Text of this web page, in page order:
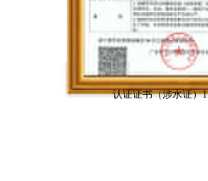
认证证书（涉水证）1